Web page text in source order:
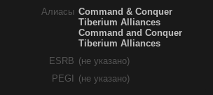
Алиасы Command & Conquer
Tiberium Alliances
Command and Conquer
Tiberium Alliances
ESRB (не указано)
PEGI
(не указано)